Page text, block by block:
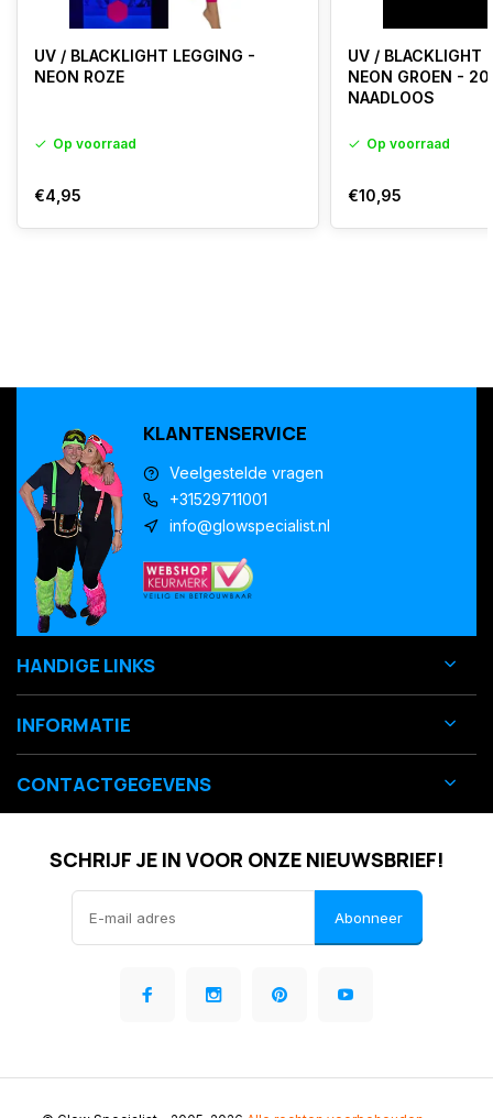
UV / BLACKLIGHT LEGGING -
NEON ROZE
Op voorraad
€4,95
UV / BLACKLIGHT
NEON GROEN -
NAADLOOS
Op voorraad
€10,95
KLANTENSERVICE
Veelgestelde vragen
+31529711001
info@glowspecialist.nl
HANDIGE LINKS
INFORMATIE
CONTACTGEGEVENS
SCHRIJF JE IN VOOR ONZE NIEUWSBRIEF!
Abonneer